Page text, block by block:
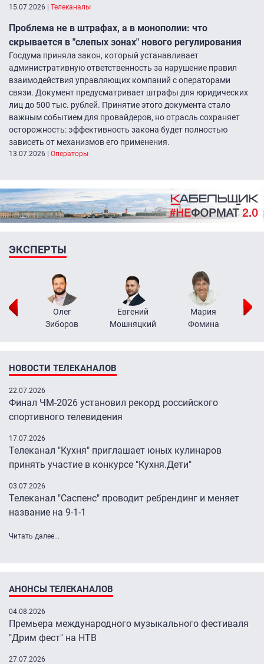
15.07.2026 Телеканалы
Проблема не в штрафах, а в монополии: что
скрывается в "слепых зонах" нового регулирования
Госдума приняла закон, который устанавливает
административную ответственность за нарушение правил
взаимодействия управляющих компаний с операторами
связи. Документ предусматривает штрафы для юридических
лиц до 500 тыс. рублей. Принятие этого документа стало
важным событием для провайдеров, но отрасль сохраняет
осторожность: эффективность закона будет полностью
зависеть от механизмов его применения.
13.07.2026 Операторы
ЭКСПЕРТЫ
Олег
Зиборов
Евгений
Мошняцкий
Мария
Фомина
НОВОСТИ ТЕЛЕКАНАЛОВ
22.07.2026
Финал ЧМ-2026 установил рекорд российского
спортивного телевидения
17.07.2026
Телеканал "Кухня" приглашает юных кулинаров
принять участие в конкурсе "Кухня.Дети"
03.07.2026
Телеканал "Саспенс" проводит ребрендинг и меняет
название на 9-1-1
Читать далее...
АНОНСЫ ТЕЛЕКАНАЛОВ
04.08.2026
Премьера международного музыкального фестиваля
"Дрим фест" на НТВ
27.07.2026